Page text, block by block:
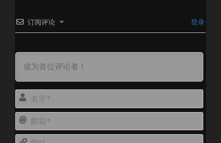
订阅评论 登录
字
箱